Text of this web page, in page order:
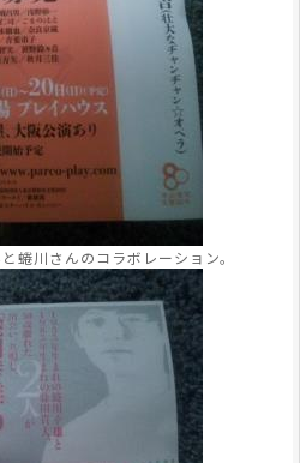
蜷川さんのコラボレーション。